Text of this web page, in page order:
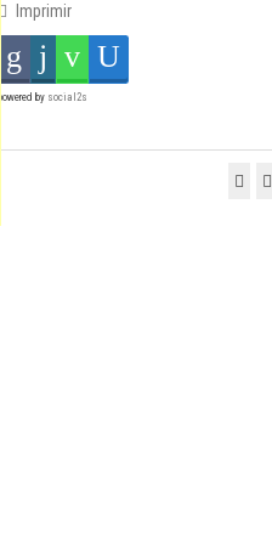
Imprimir
powered by social2s